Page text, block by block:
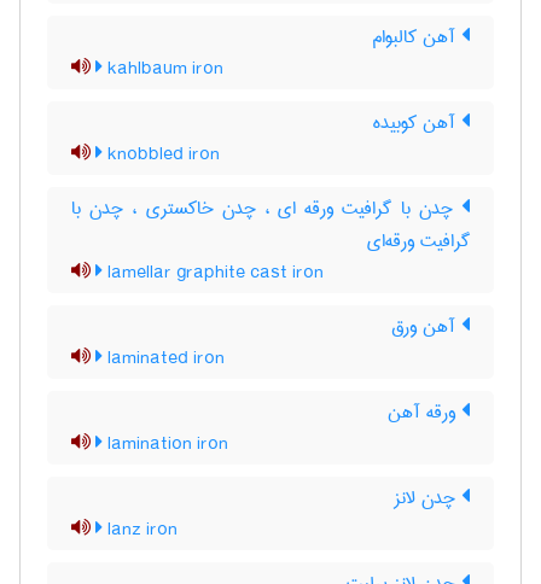
آهن کالبوام
kahlbaum iron
آهن کوبیده
knobbled iron
چدن با گرافیت ورقه ای ، چدن خاکستری ، چدن با
گرافیت ورقه‌ای
lamellar graphite cast iron
آهن ورق
laminated iron
ورقه آهن
lamination iron
چدن لانز
lanz iron